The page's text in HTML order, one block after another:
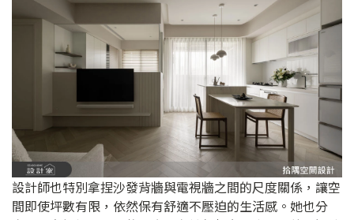
設計師也特別拿捏沙發背牆與電視牆之間的尺度關係，讓空
間即使坪數有限，依然保有舒適不壓迫的生活感。她也分